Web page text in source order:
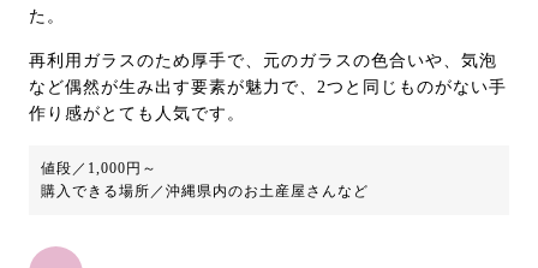
た。
再利用ガラスのため厚手で、元のガラスの色合いや、気泡
など偶然が生み出す要素が魅力で、2つと同じものがない手
作り感がとても人気です。
値段／1,000円～
購入できる場所／沖縄県内のお土産屋さんなど